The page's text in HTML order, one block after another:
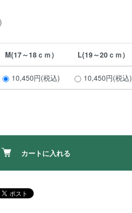
M(17～18ｃｍ） L(19～20ｃｍ）
10,450円(税込) 10,450円(税込)
カートに入れる